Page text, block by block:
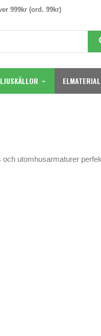
999kr (ord. 99kr)
ELMATERIAL
utomhusarmaturer